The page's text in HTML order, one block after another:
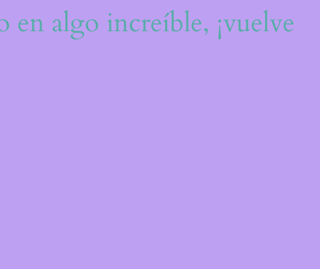
en algo increíble, ¡vuelve